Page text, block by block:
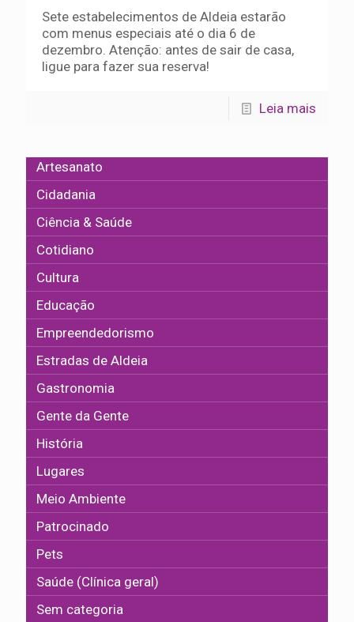
Sete estabelecimentos de Aldeia estarão
com menus especiais até o dia 6 de
dezembro. Atenção: antes de sair de casa,
ligue para fazer sua reserva!
Leia mais
Artesanato
Cidadania
Ciência & Saúde
Cotidiano
Cultura
Educação
Empreendedorismo
Estradas de Aldeia
Gastronomia
Gente da Gente
História
Lugares
Meio Ambiente
Patrocinado
Pets
Saúde (Clínica geral)
Sem categoria